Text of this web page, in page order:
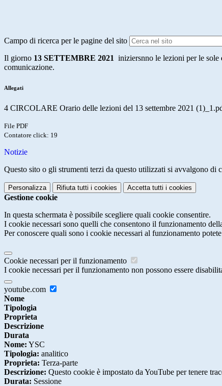
Campo di ricerca per le pagine del sito
Il giorno 13 SETTEMBRE 2021 iniziersnno le lezioni per le sole
comunicazione.
Allegati
4 CIRCOLARE Orario delle lezioni del 13 settembre 2021
File PDF
Contatore click: 19
Notizie
Questo sito o gli strumenti terzi da questo utilizzati si avvalgono
Personalizza Rifiuta tutti i cookies Accetta tutti i cookies
Gestione cookie
In questa schermata è possibile scegliere quali cookie consentire.
I cookie necessari sono quelli che consentono il funzionamento
Per conoscere quali sono i cookie necessari al funzionamento
Cookie necessari per il funzionamento
I cookie necessari per il funzionamento non possono essere
youtube.com
Nome
Tipologia
Proprieta
Descrizione
Durata
Nome: YSC
Tipologia: analitico
Proprieta: Terza-parte
Descrizione: Questo cookie è impostato da YouTube per tenere
Durata: Sessione